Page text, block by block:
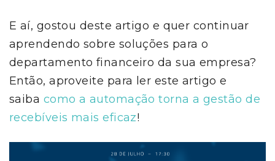
E aí, gostou deste artigo e quer continuar
aprendendo sobre soluções para o
departamento financeiro da sua empresa?
Então, aproveite para ler este artigo e
saiba como a automação torna a gestão de
recebíveis mais eficaz!